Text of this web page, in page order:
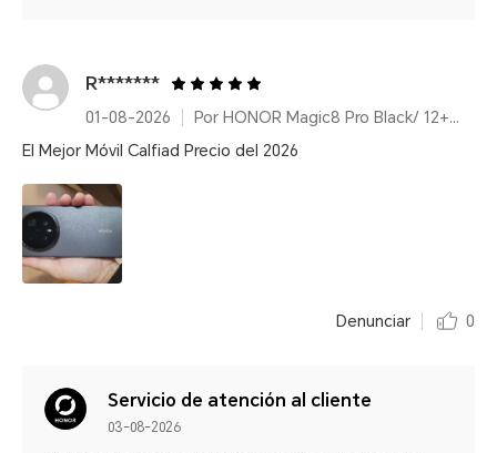
R*******
01-08-2026
Por HONOR Magic8 Pro Black/ 12+512GB/ Snapdragon® 8 Elite Gen 5/ 200MP/ 6270mAh/ IP68/IP69/IP69K
El Mejor Móvil Calfiad Precio del 2026
Denunciar 0
Servicio de atención al cliente
03-08-2026